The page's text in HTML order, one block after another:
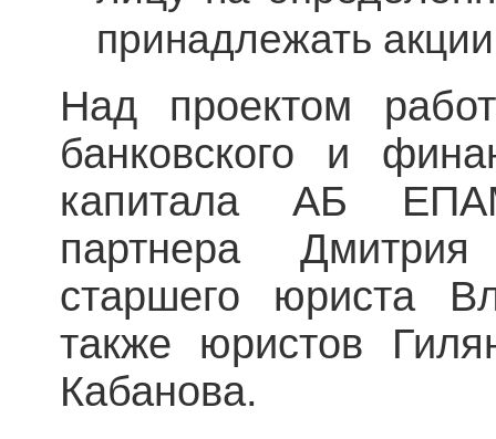
принадлежать
Над проектом
банковского и
капитала АБ
партнера
старшего юриста
также юристов
Кабанова.